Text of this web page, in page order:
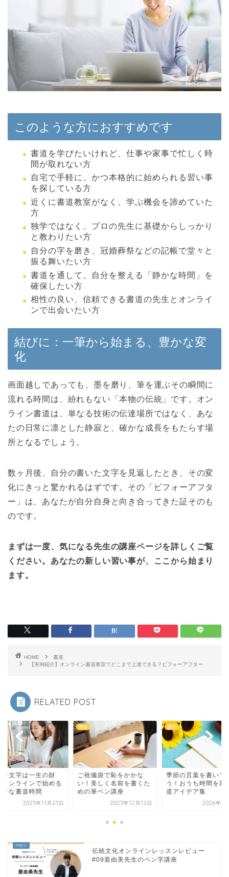
このような方におすすめです
書道を学びたいけれど、仕事や家事で忙しく時
間が取れない方
自宅で手軽に、かつ本格的に始められる習い事
を探している方
近くに書道教室がなく、学ぶ機会を諦めていた
方
独学ではなく、プロの先生に基礎からしっかり
と教わりたい方
自分の字を磨き、冠婚葬祭などの記帳で堂々と
振る舞いたい方
書道を通して、自分を整える「静かな時間」を
確保したい方
相性の良い、信頼できる書道の先生とオンライ
ンで出会いたい方
結びに：一筆から始まる、豊かな変
化
画面越しであっても、墨を磨り、筆を運ぶその瞬間に
流れる時間は、紛れもない「本物の伝統」です。オン
ライン書道は、単なる技術の伝達場所ではなく、あな
たの日常に凛とした静寂と、確かな成長をもたらす場
所となるでしょう。
数ヶ月後、自分の書いた文字を見返したとき、その変
化にきっと驚かれるはずです。その「ビフォーアフタ
ー」は、あなたが自分自身と向き合ってきた証そのも
のです。
まずは一度、気になる先生の講座ページを詳しくご覧
ください。あなたの新しい習い事が、ここから始まり
ます。
HOME
書道
【実例紹介】オンライン書道教室でどこまで上達できる？ビフォーアフター
RELATED POST
い文字は一生の財
オンラインで始める
かな書道時間
2025年11月21日
書道
ご祝儀袋で恥をかかな
い！美しく名前を書くた
めの筆ペン講座
2025年12月12日
書道
季節の言葉を書いて
う！おうち時間を彩
道アイデア集
2026年5
伝統文化オンラインレッスンレビュー
#09亜由美先生のペン字講座